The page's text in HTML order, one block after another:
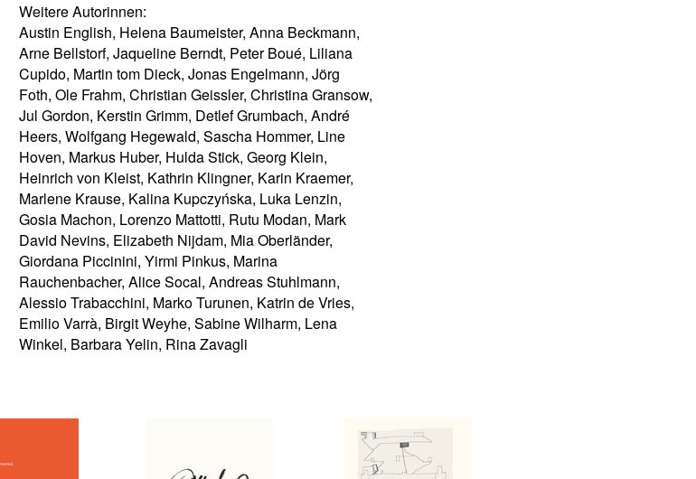
Weitere Autorinnen:
Austin English, Helena Baumeister, Anna Beckmann,
Arne Bellstorf, Jaqueline Berndt, Peter Boué, Liliana
Cupido, Martin tom Dieck, Jonas Engelmann, Jörg
Foth, Ole Frahm, Christian Geissler, Christina Gransow,
Jul Gordon, Kerstin Grimm, Detlef Grumbach, André
Heers, Wolfgang Hegewald, Sascha Hommer, Line
Hoven, Markus Huber, Hulda Stick, Georg Klein,
Heinrich von Kleist, Kathrin Klingner, Karin Kraemer,
Marlene Krause, Kalina Kupczyńska, Luka Lenzin,
Gosia Machon, Lorenzo Mattotti, Rutu Modan, Mark
David Nevins, Elizabeth Nijdam, Mia Oberländer,
Giordana Piccinini, Yirmi Pinkus, Marina
Rauchenbacher, Alice Socal, Andreas Stuhlmann,
Alessio Trabacchini, Marko Turunen, Katrin de Vries,
Emilio Varrà, Birgit Weyhe, Sabine Wilharm, Lena
Winkel, Barbara Yelin, Rina Zavagli